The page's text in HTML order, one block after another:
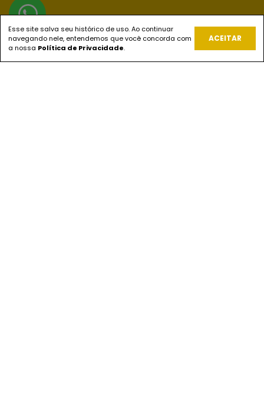
REDES SOCIAIS
Esse site salva seu histórico de uso. Ao continuar
navegando nele, entendemos que você concorda com
a nossa Política de Privacidade.
ACEITAR